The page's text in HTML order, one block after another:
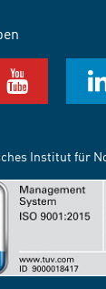
Institut für